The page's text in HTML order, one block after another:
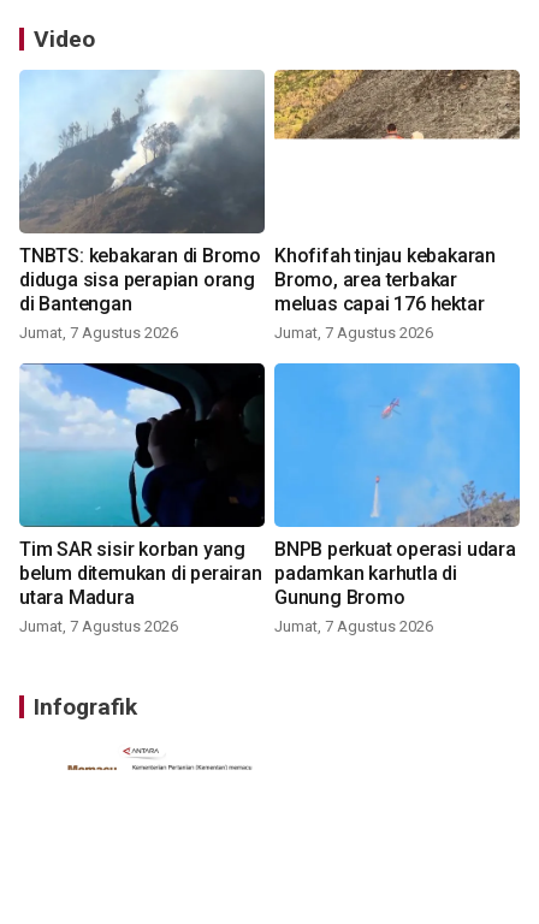
Video
TNBTS: kebakaran di Bromo
diduga sisa perapian orang
di Bantengan
Jumat, 7 Agustus 2026
Khofifah tinjau kebakaran
Bromo, area terbakar
meluas capai 176 hektar
Jumat, 7 Agustus 2026
Tim SAR sisir korban yang
belum ditemukan di perairan
utara Madura
Jumat, 7 Agustus 2026
BNPB perkuat operasi udara
padamkan karhutla di
Gunung Bromo
Jumat, 7 Agustus 2026
Infografik